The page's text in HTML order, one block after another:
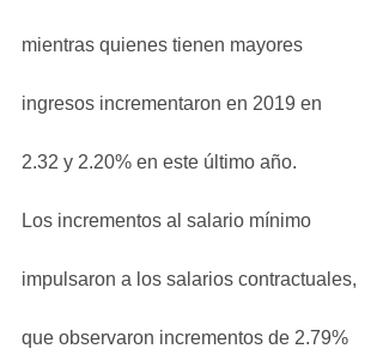
mientras quienes tienen mayores
ingresos incrementaron en 2019 en
2.32 y 2.20% en este último año.
Los incrementos al salario mínimo
impulsaron a los salarios contractuales,
que observaron incrementos de 2.79%